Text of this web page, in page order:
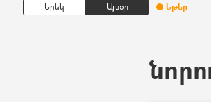
Երեկ Այսօր Եթեր